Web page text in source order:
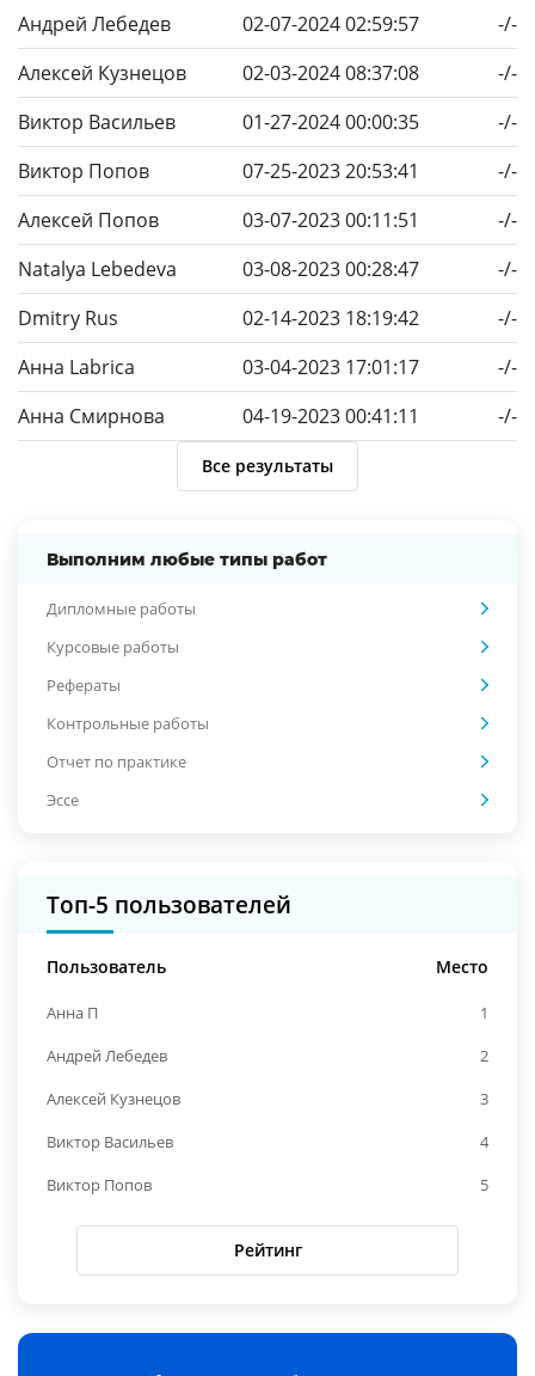
Андрей Лебедев
02-07-2024 02:59:57
-/-
Алексей Кузнецов
02-03-2024 08:37:08
-/-
Виктор Васильев
01-27-2024 00:00:35
-/-
Виктор Попов
07-25-2023 20:53:41
-/-
Алексей Попов
03-07-2023 00:11:51
-/-
Natalya Lebedeva
03-08-2023 00:28:47
-/-
Dmitry Rus
02-14-2023 18:19:42
-/-
Анна Labrica
03-04-2023 17:01:17
-/-
Анна Смирнова
04-19-2023 00:41:11 -/-
Все результаты
Выполним любые типы работ
Дипломные работы
Курсовые работы
Рефераты
Контрольные работы
Отчет по практике
Эссе
Топ-5 пользователей
Пользователь Место
Анна П
1
Андрей Лебедев
2
Алексей Кузнецов
3
Виктор Васильев
4
Виктор Попов
5
Рейтинг